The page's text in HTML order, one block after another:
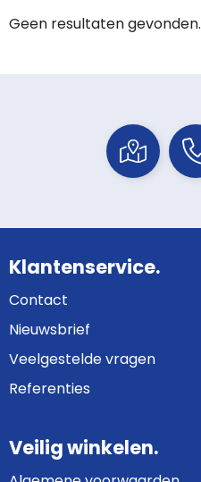
Geen resultaten gevonden.
Klantenservice.
Contact
Nieuwsbrief
Veelgestelde vragen
Referenties
Veilig winkelen.